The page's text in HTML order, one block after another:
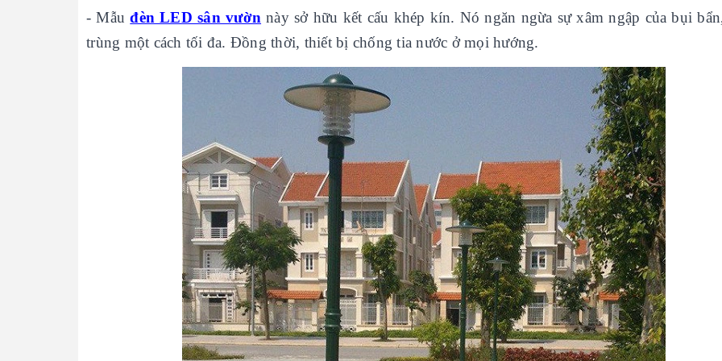
- Mẫuđèn LED sân vườn này sở hữu kết cấu khép kín. Nó ngăn ngừa sự xâm ngập của bụi
trùng một cách tối đa. Đồng thời, thiết bị chống tia nước ở mọi hướng.